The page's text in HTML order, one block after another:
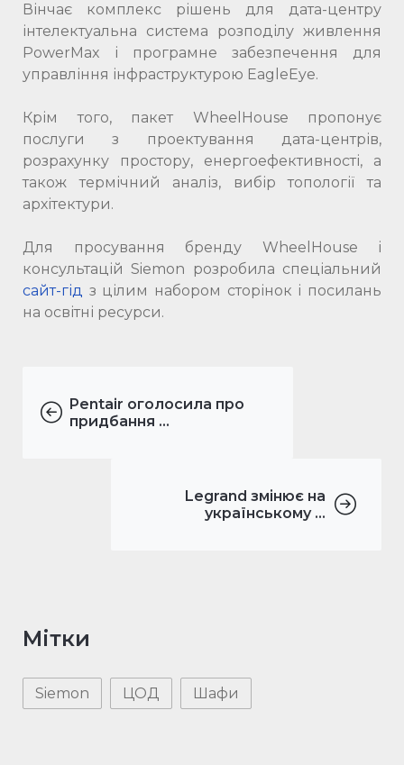
Вінчає комплекс рішень для дата-центру
інтелектуальна система розподілу живлення
PowerMax і програмне забезпечення для
управління інфраструктурою EagleEye.
Крім того, пакет WheelHouse пропонує
послуги з проектування дата-центрів,
розрахунку простору, енергоефективності, а
також термічний аналіз, вибір топології та
архітектури.
Для просування бренду WheelHouse і
консультацій Siemon розробила спеціальний
сайт-гід з цілим набором сторінок і посилань
на освітні ресурси.
Pentair оголосила про
придбання ...
Legrand змінює на
українському ...
Мітки
Siemon ЦОД Шафи